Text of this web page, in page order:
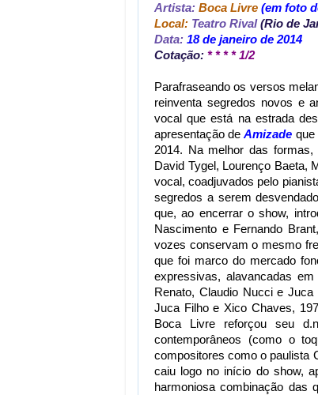
Artista: Boca Livre (em foto
Local: Teatro Rival(Rio de
Data: 18 de janeiro de 2014
Cotação: * * * * 1/2
Parafraseando os versos
reinventa segredos novos e
vocal que está na estrada
apresentação deAmizade que
2014. Na melhor das
David Tygel, Lourenço Baeta,
vocal, coadjuvados pelo
segredos a serem
que, ao encerrar o show,
Nascimento e Fernando
vozes conservam o mesmo
que foi marco do mercado
expressivas, alavancadas
Renato, Claudio Nucci e Juca
Juca Filho e Xico Chaves,
Boca Livre reforçou seu
contemporâneos (como o
compositores como o paulista
caiu logo no início do show,
harmoniosa combinação das